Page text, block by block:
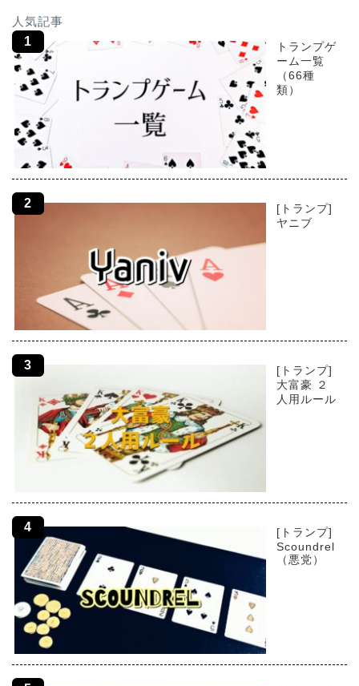
人気記事
トランプゲ
ーム一覧
（66種
類）
[トランプ]
ヤニブ
[トランプ]
大富豪 ２
人用ルール
[トランプ]
Scoundrel
（悪党）